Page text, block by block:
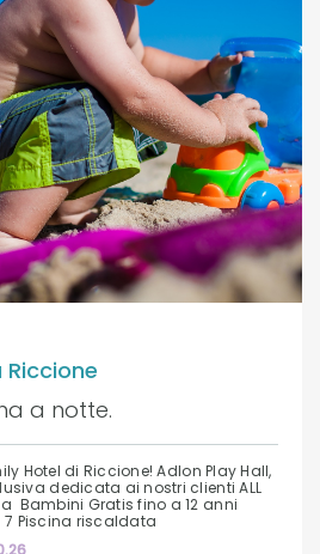
a notte.
Hotel di Riccione! Adlon Play Hall,
dedicata ai nostri clienti ALL
Bambini Gratis fino a 12 anni
Piscina riscaldata